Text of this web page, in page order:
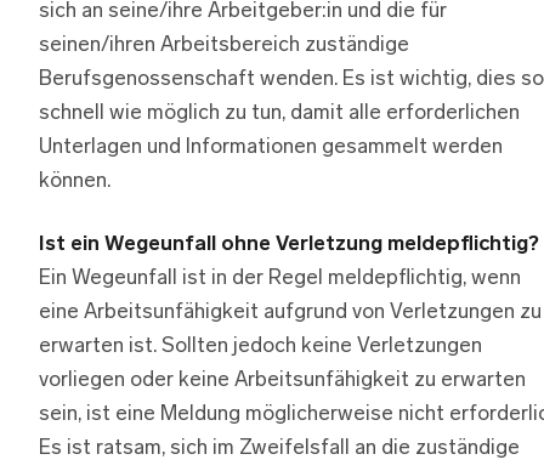
sich an seine/ihre Arbeitgeber:in und die für
seinen/ihren Arbeitsbereich zuständige
Berufsgenossenschaft wenden. Es ist wichtig, dies so
schnell wie möglich zu tun, damit alle erforderlichen
Unterlagen und Informationen gesammelt werden
können.
Ist ein Wegeunfall ohne Verletzung meldepflichtig?
Ein Wegeunfall ist in der Regel meldepflichtig, wenn
eine Arbeitsunfähigkeit aufgrund von Verletzungen zu
erwarten ist. Sollten jedoch keine Verletzungen
vorliegen oder keine Arbeitsunfähigkeit zu erwarten
sein, ist eine Meldung möglicherweise nicht
Es ist ratsam, sich im Zweifelsfall an die zuständige